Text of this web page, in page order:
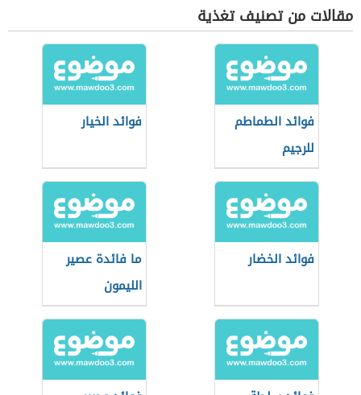
مقالات من تصنيف تغذية
فوائد الطماطم
للرجيم
فوائد الخيار
فوائد الخضار
ما فائدة عصير
الليمون